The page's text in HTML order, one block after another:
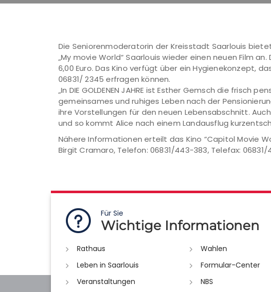
Die Seniorenmoderatorin der Kreisstadt Saarlouis
„My movie World“ Saarlouis wieder einen neuen Film
6,00 Euro. Das Kino verfügt über ein Hygienekonzept,
06831/ 2345 erfragen können.
„In DIE GOLDENEN JAHRE ist Esther Gemsch die
gemeinsames und ruhiges Leben nach der
ihre Vorstellungen für den neuen Lebensabschnitt.
und so kommt Alice nach einem Landausflug
Nähere Informationen erteilt das Kino “Capitol Movie
Birgit Cramaro, Telefon: 06831/443-383, Telefax:
Für Sie
Wichtige Informationen
Rathaus
Wahlen
Leben in Saarlouis
Formular-Center
Veranstaltungen
NBS